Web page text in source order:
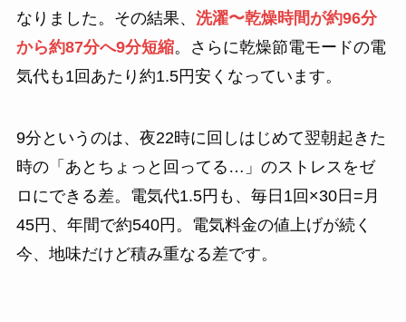
なりました。その結果、 洗濯〜乾燥時間が約96分
から約87分へ9分短縮。さらに乾燥節電モードの電
気代も1回あたり約1.5円安くなっています。
9分というのは、夜22時に回しはじめて翌朝起きた
時の「あとちょっと回ってる…」のストレスをゼ
ロにできる差。電気代1.5円も、毎日1回×30日=月
45円、年間で約540円。電気料金の値上げが続く
今、地味だけど積み重なる差です。